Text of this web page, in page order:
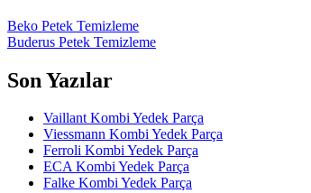
Beko Petek Temizleme
Buderus Petek Temizleme
Son Yazılar
Vaillant Kombi Yedek Parça
Viessmann Kombi Yedek Parça
Ferroli Kombi Yedek Parça
ECA Kombi Yedek Parça
Falke Kombi Yedek Parça